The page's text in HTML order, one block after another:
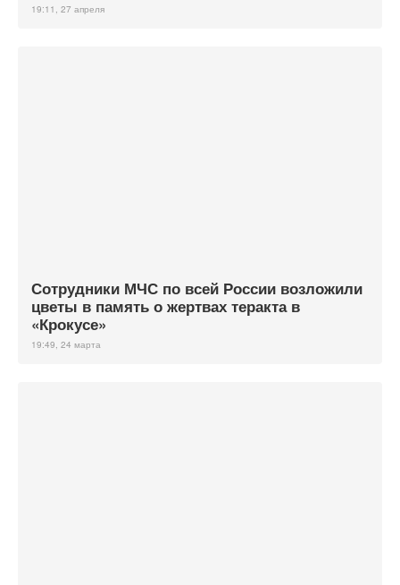
19:11, 27 апреля
Сотрудники МЧС по всей России возложили
цветы в память о жертвах теракта в
«Крокусе»
19:49, 24 марта